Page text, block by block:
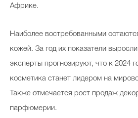
Африке.
Наиболее востребованными
кожей. За год их показатели
эксперты прогнозируют, что к 2024
косметика станет лидером на
Также отмечается рост продаж
парфюмерии.